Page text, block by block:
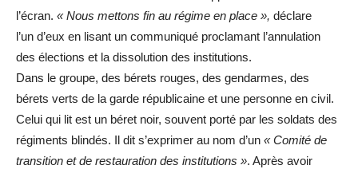
l’écran. « Nous mettons fin au régime en place », déclare
l’un d’eux en lisant un communiqué proclamant l’annulation
des élections et la dissolution des institutions.
Dans le groupe, des bérets rouges, des gendarmes, des
bérets verts de la garde républicaine et une personne en civil.
Celui qui lit est un béret noir, souvent porté par les soldats des
régiments blindés. Il dit s’exprimer au nom d’un « Comité de
transition et de restauration des institutions ». Après avoir